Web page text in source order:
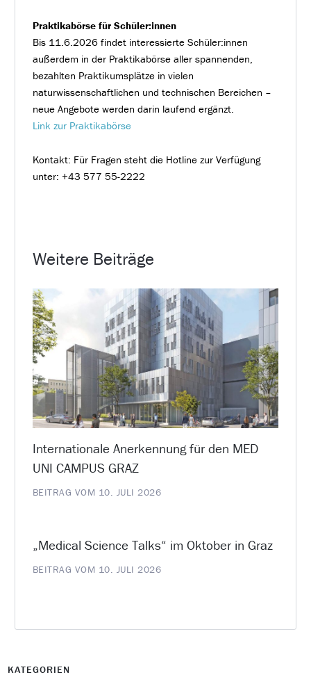
Praktikabörse für Schüler:innen
Bis 11.6.2026 findet interessierte Schüler:innen
außerdem in der Praktikabörse aller spannenden,
bezahlten Praktikumsplätze in vielen
naturwissenschaftlichen und technischen Bereichen –
neue Angebote werden darin laufend ergänzt.
Link zur Praktikabörse
Kontakt: Für Fragen steht die Hotline zur Verfügung
unter: +43 577 55-2222
Weitere Beiträge
Internationale Anerkennung für den MED
UNI CAMPUS GRAZ
BEITRAG VOM 10. JULI 2026
„Medical Science Talks“ im Oktober in Graz
BEITRAG VOM 10. JULI 2026
KATEGORIEN